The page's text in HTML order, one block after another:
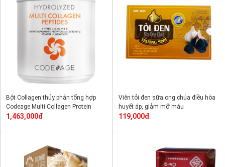
Bột Collagen thủy phân tổng hợp
Codeage Multi Collagen Protein
Powder - Unflavored 63 Serving
1,463,000đ
Viên tỏi đen sữa ong chúa điều hòa
huyết áp, giảm mỡ máu
119,000đ